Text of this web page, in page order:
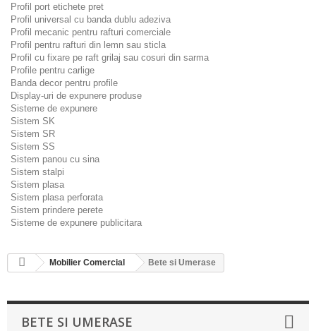
Profil port etichete pret
Profil universal cu banda dublu adeziva
Profil mecanic pentru rafturi comerciale
Profil pentru rafturi din lemn sau sticla
Profil cu fixare pe raft grilaj sau cosuri din sarma
Profile pentru carlige
Banda decor pentru profile
Display-uri de expunere produse
Sisteme de expunere
Sistem SK
Sistem SR
Sistem SS
Sistem panou cu sina
Sistem stalpi
Sistem plasa
Sistem plasa perforata
Sistem prindere perete
Sisteme de expunere publicitara
Mobilier Comercial Bete si Umerase
BETE SI UMERASE